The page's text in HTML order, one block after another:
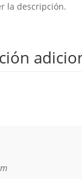
la descripción.